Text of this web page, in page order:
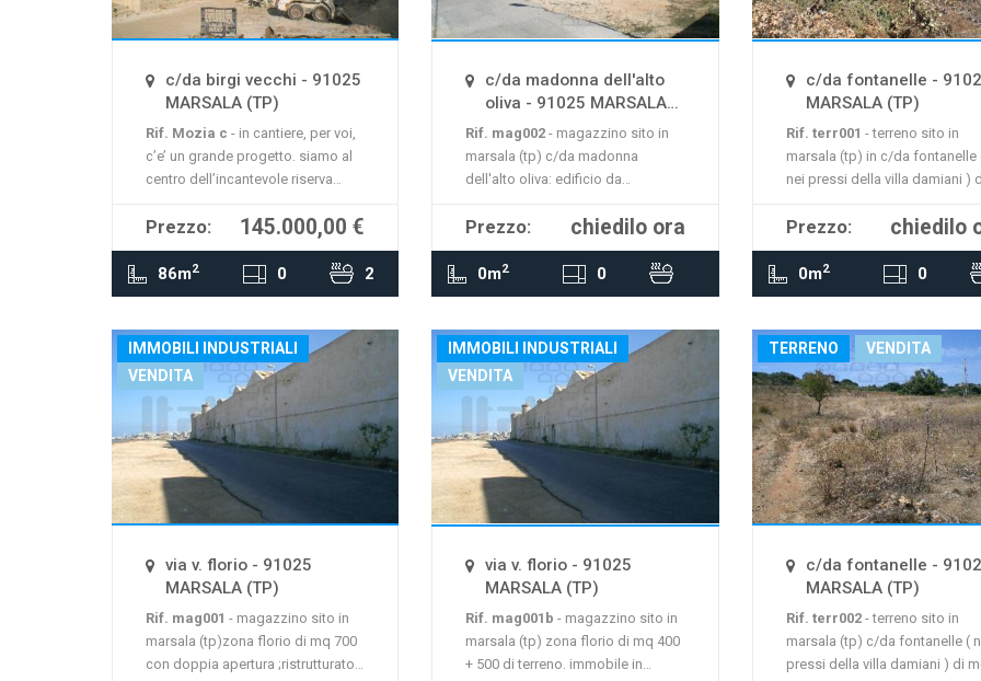
c/da birgi vecchi - 91025
MARSALA (TP)
Rif. Mozia c - in cantiere, per voi,
c’e’ un grande progetto. siamo al
centro dell’incantevole riserva
saline, i vigneti e le egadi, di fronte
alla mitica isola – museo che ha
ispirato il nome di mozia
residence. non solo la dimensione
Prezzo: 145.000,00 €
86m2 0 2
La mappa non è disponibile
MOSTRA
c/da madonna dell'alto
oliva - 91025 MARSALA
(TP)
Rif. mag002 - magazzino sito in
marsala (tp) c/da madonna
dell'alto oliva: edificio da
terreno (tutto zona b3). e' gia stato
approvato il progetto, per uso
abitazione, per la realizzazione di
una mega villa con la possibilità di
Prezzo: chiedilo ora
0m2 0
La mappa non è disponibile
MOSTRA
c/da fontanelle -
MARSALA (TP)
Rif. terr001 - terreno sito in
marsala (tp) in c/da fontanelle
nei pressi della villa damiani ) di
Prezzo: chiedilo
0m2 0
La mappa non è
MOSTRA
IMMOBILI INDUSTRIALI
VENDITA
via v. florio - 91025
MARSALA (TP)
Rif. mag001 - magazzino sito in
marsala (tp)zona florio di mq 700
con doppia apertura ;ristrutturato,
La mappa non è disponibile
IMMOBILI INDUSTRIALI
VENDITA
via v. florio - 91025
MARSALA (TP)
Rif. mag001b - magazzino sito in
marsala (tp) zona florio di mq 400
+ 500 di terreno. immobile in
La mappa non è disponibile
TERRENO VENDITA
c/da fontanelle -
MARSALA (TP)
Rif. terr002- terreno sito in
marsala (tp) c/da fontanelle (
pressi della villa damiani ) di
La mappa non è